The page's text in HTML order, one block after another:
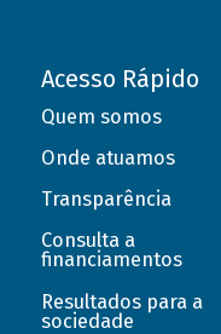
Acesso Rápido
Quem somos
Onde atuamos
Transparência
Consulta a
financiamentos
Resultados para a
sociedade